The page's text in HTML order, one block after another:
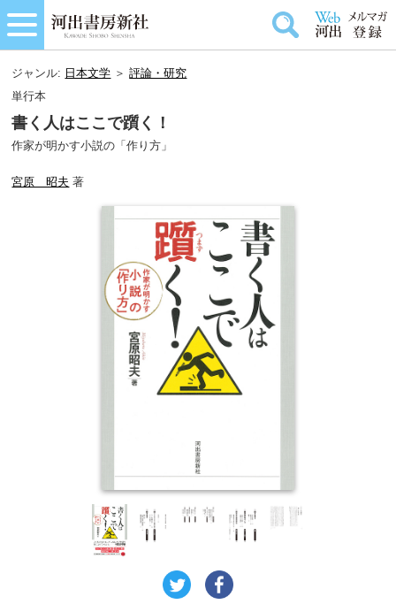
ジャンル: 日本文学 ＞評論・研究
単行本
書く人はここで躓く！
作家が明かす小説の「作り方」
宮原 昭夫 著